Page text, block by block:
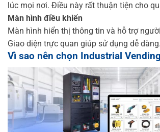
lúc mọi nơi. Điều này rất thuận tiện cho
Màn hình điều khiển
Màn hình hiển thị thông tin và hỗ trợ
Giao diện trực quan giúp sử dụng dễ dàng.
Vì sao nên chọn Industrial